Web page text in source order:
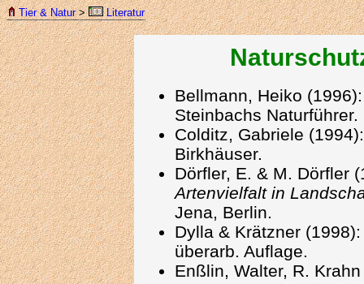
Tier & Natur> Literatur
Bellmann, Heiko
Steinbachs
Colditz, Gabriele
Birkhäuser.
Dörfler, E. & M. Dörfler
Artenvielfalt in
Jena, Berlin.
Dylla & Krätzner
überarb. Auflage.
Enßlin, Walter, R.